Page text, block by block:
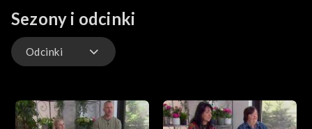
przy niej wykonując liczne niezbędne zabiegi napisała: „mama
jest jak promień słońca który nigdy nie zgaśnie”. Mimo iż życie
nie szczędziło jej bólu, dziewczyna często się uśmiecha, nawet
wtedy, gdy opowiada o sprawach nieprzyjemnych czy wręcz
wielką jest pasjonatką książek, a w przyszłości sama chciałaby
coś napisać.
Sezony i odcinki
Odcinki